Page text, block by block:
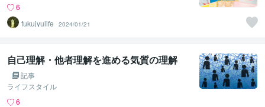
6
fukujyulife
2024/01/21
自己理解・他者理解を進める気質の理解
記事
ライフスタイル
6